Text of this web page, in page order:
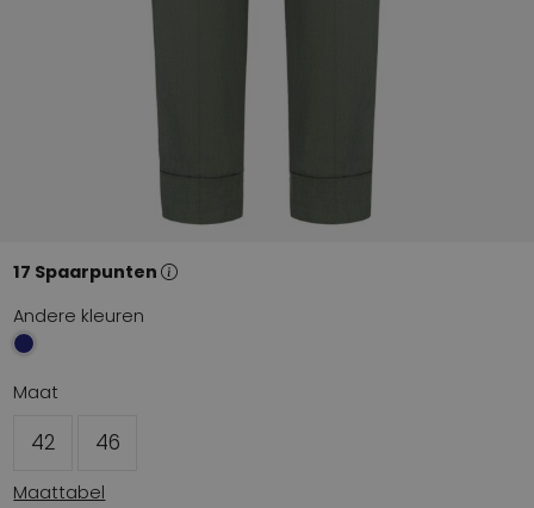
17 Spaarpunten
Andere kleuren
Maat
42 46
Maattabel